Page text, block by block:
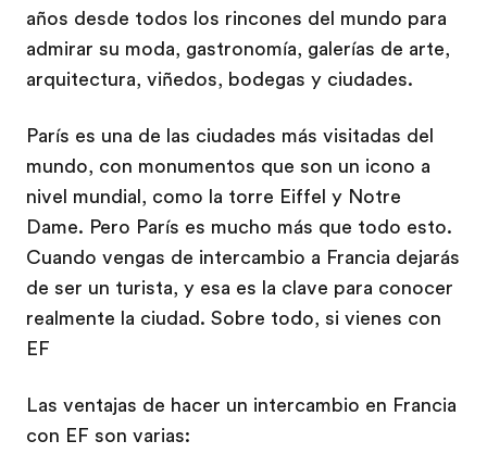
años desde todos los rincones del mundo para
admirar su moda, gastronomía, galerías de arte,
arquitectura, viñedos, bodegas y ciudades.
París es una de las ciudades más visitadas del
mundo, con monumentos que son un icono a
nivel mundial, como la torre Eiffel y Notre
Dame. Pero París es mucho más que todo esto.
Cuando vengas de intercambio a Francia dejarás
de ser un turista, y esa es la clave para conocer
realmente la ciudad. Sobre todo, si vienes con
EF
Las ventajas de hacer un intercambio en Francia
con EF son varias: